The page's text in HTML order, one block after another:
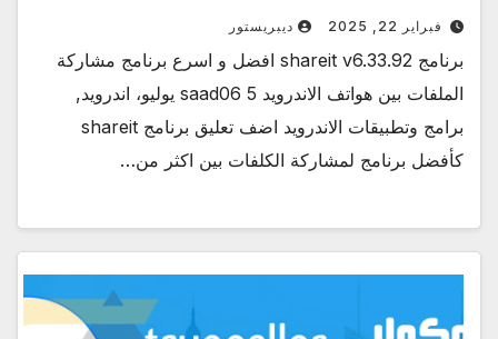
فبراير 22, 2025 ديبريستور
برنامج shareit v6.33.92 افضل و اسرع برنامج مشاركة
الملفات بين هواتف الاندرويد saad06 5 يوليو، اندرويد,
برامج وتطبيقات الاندرويد اضف تعليق برنامج shareit
كأفضل برنامج لمشاركة الكلفات بين اكثر من…